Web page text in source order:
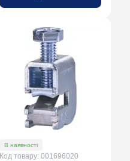
В наявності
Код товару: 001696020